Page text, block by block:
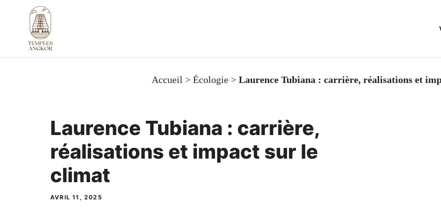
contenu
Accueil > Écologie> Laurence Tubiana : carrière, réalisations et
Laurence Tubiana : carrière,
réalisations et impact sur le
climat
AVRIL 11, 2025